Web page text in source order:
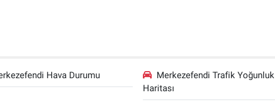
Hava Durumu
Merkezefendi Trafik Yoğunluk
Haritası